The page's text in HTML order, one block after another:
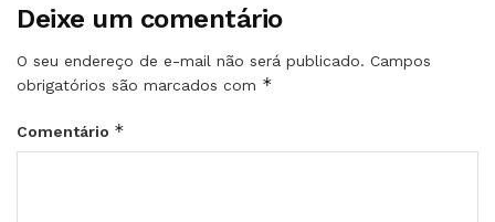
Deixe um comentário
O seu endereço de e-mail não será publicado. Campos
obrigatórios são marcados com *
Comentário *